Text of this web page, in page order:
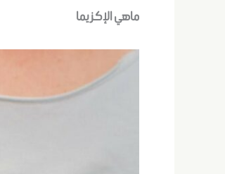
ماهي الإكزيما